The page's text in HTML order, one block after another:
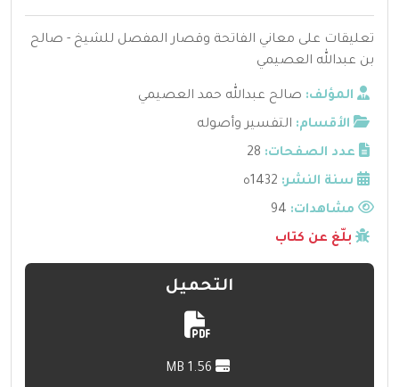
تعليقات على معاني الفاتحة وقصار المفصل للشيخ - صالح
بن عبدالله العصيمي
المؤلف: صالح عبدالله حمد العصيمي
الأقسام: التفسير وأصوله
عدد الصفحات: 28
سنة النشر: 1432ه
مشاهدات:
بلّغ عن كتاب
التحميل